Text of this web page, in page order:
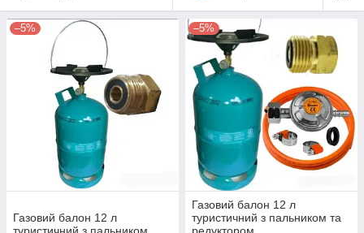
–5%
Газовий балон 12 л
–5%
Газовий балон 12 л
туристичний з пальником та